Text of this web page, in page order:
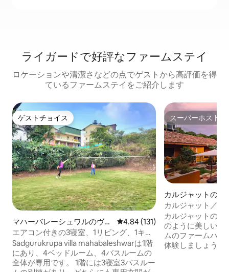
ライガードで好評なファームステイ
ロケーションや清潔さなどの点でゲストから高評価を得
ているファームステイをご紹介します
ゲストチョイス
ゲストチョイス
マハーバレーシュワルのヴィ
ラ
レビュー131件、5つ星中4.84つ
4.84 (131)
エアコン付きの3寝室、1リビング、1キッ
チンのマハーブレシュワールバレービュ
ーのヴィラ
Sadgurukrupa villa mahabaleshwarは1階
にあり、4ベッドルーム、4バスルームの
全体が専用です。 1階には3寝室3バスルー
スーパーホスト
スーパーホスト
カルジャットのヴ
カルジャット／マ
ュなリバーサイド
カルジャットのナ
のように美しい3
ムのファームハウ
体験しましょう。